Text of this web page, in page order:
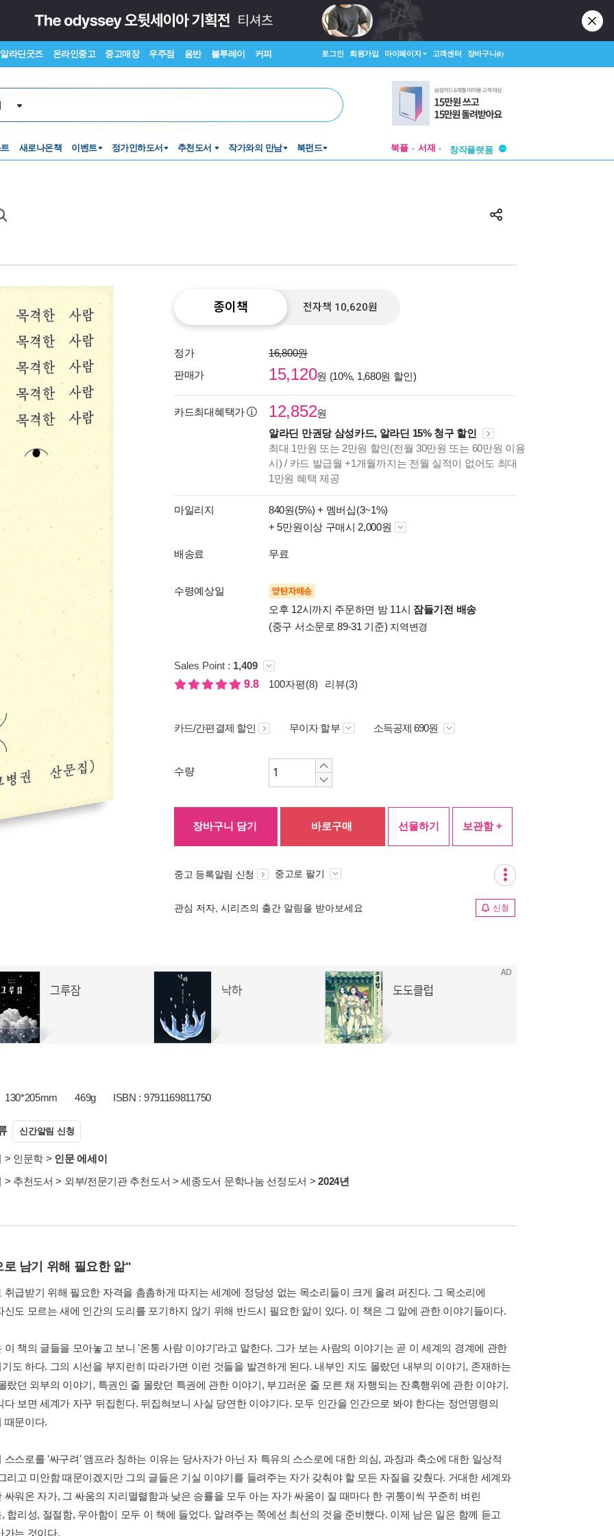
알라딘굿즈 온라인중고 중고매장 우주점 음반 블루레이 커피 로그인 회원가입 마이페이지 고객센터 장바구니(0)
새로나온책 이벤트 정가인하도서 추천도서 작가와의 만남 북펀드 북플 서재
창작플랫폼
종이책 전자책 10,620원
정가
16,800원
판매가
15,120원 (10%, 1,680원 할인)
카드최대혜택가 12,852원
알라딘 만권당 삼성카드, 알라딘 15% 청구 할인
최대 1만원 또는 2만원 할인(전월 30만원 또는 60만원 이용
시) / 카드 발급월 +1개월까지는 전월 실적이 없어도 최대
1만원 혜택 제공
마일리지 840원(5%) + 멤버십(3~1%)
+ 5만원이상 구매시 2,000원
배송료 무료
수령예상일 양탄자배송
오후 12시까지 주문하면 밤 11시 잠들기전 배송
(중구 서소문로 89-31 기준) 지역변경
Sales Point : 1,409
9.8
100자평(8) 리뷰(3)
카드/간편결제 할인 무이자 할부 소득공제 690원
수량
장바구니 담기 바로구매 선물하기 보관함 +
중고 등록알림 신청 중고로 팔기
관심 저자, 시리즈의 출간 알림을 받아보세요 신청
130*205mm 469g ISBN : 9791169811750
신간알림 신청
> 인문학 > 인문 에세이
> 추천도서 > 외부/전문기관 추천도서 >세종도서 문학나눔 선정도서 >2024년
남기 위해 필요한 앎"
취급받기 위해 필요한 자격을 촘촘하게 따지는 세계에 정당성 없는 목소리들이 크게 울려 퍼진다. 그 목소리에
신도 모르는 새에 인간의 도리를 포기하지 않기 위해 반드시 필요한 앎이 있다. 이 책은 그 앎에 관한 이야기들이다.
이 책의 글들을 모아놓고 보니 '온통 사람 이야기'라고 말한다. 그가 보는 사람의 이야기는 곧 이 세계의 경계에 관한
도 하다. 그의 시선을 부지런히 따라가면 이런 것들을 발견하게 된다. 내부인 지도 몰랐던 내부의 이야기, 존재하는
랐던 외부의 이야기, 특권인 줄 몰랐던 특권에 관한 이야기, 부끄러운 줄 모른 채 자행되는 잔혹행위에 관한 이야기.
다 보면 세계가 자꾸 뒤집힌다. 뒤집혀보니 사실 당연한 이야기다. 모두 인간을 인간으로 봐야 한다는 정언명령의
때문이다.
스스로를 '싸구려' 앰프라 칭하는 이유는 당사자가 아닌 자 특유의 스스로에 대한 의심, 과장과 축소에 대한 일상적
리고 미안함 때문이겠지만 그의 글들은 기실 이야기를 들려주는 자가 갖춰야 할 모든 자질을 갖췄다. 거대한 세계와
싸워온 자가, 그 싸움의 지리멸렬함과 낮은 승률을 모두 아는 자가 싸움이 질 때마다 한 귀퉁이씩 꾸준히 벼린
합리성, 절절함, 우아함이 모두 이 책에 들었다. 알려주는 쪽에선 최선의 것을 준비했다. 이제 남은 일은 함께 듣고
가는 것이다.